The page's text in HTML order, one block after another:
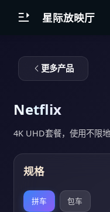
 星际放映厅
更多产品
Netflix
4K UHD套餐，使用不限
规格
拼车 包车